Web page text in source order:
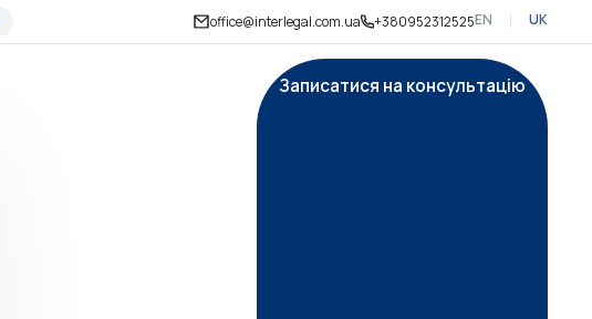
office@interlegal.com.ua +380952312525EN UK
Записатися на консультацію